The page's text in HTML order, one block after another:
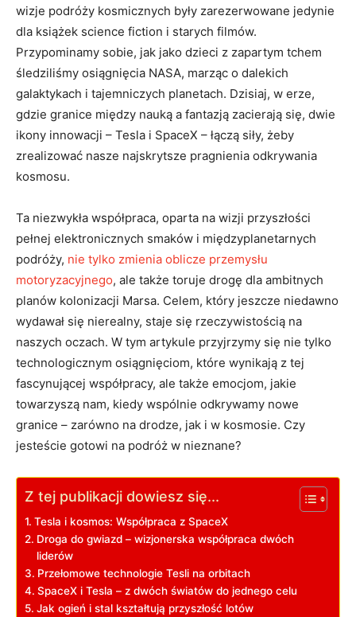
wizje podróży kosmicznych były zarezerwowane jedynie
dla książek science fiction i starych filmów.
Przypominamy sobie, jak jako dzieci z zapartym tchem
śledziliśmy osiągnięcia NASA, marząc o dalekich
galaktykach i tajemniczych planetach. Dzisiaj, w erze,
gdzie granice między nauką a fantazją zacierają się, dwie
ikony innowacji – Tesla i SpaceX – łączą siły, żeby
zrealizować nasze najskrytsze pragnienia odkrywania
kosmosu.
Ta niezwykła współpraca, oparta na wizji przyszłości
pełnej elektronicznych smaków i międzyplanetarnych
podróży, nie tylko zmienia oblicze przemysłu
motoryzacyjnego, ale także toruje drogę dla ambitnych
planów kolonizacji Marsa. Celem, który jeszcze niedawno
wydawał się nierealny, staje się rzeczywistością na
naszych oczach. W tym artykule przyjrzymy się nie tylko
technologicznym osiągnięciom, które wynikają z tej
fascynującej współpracy, ale także emocjom, jakie
towarzyszą nam, kiedy wspólnie odkrywamy nowe
granice – zarówno na drodze, jak i w kosmosie. Czy
jesteście gotowi na podróż w nieznane?
Z tej publikacji dowiesz się...
Tesla i kosmos: Współpraca z SpaceX
Droga do gwiazd – wizjonerska współpraca dwóch
liderów
Przełomowe technologie Tesli na orbitach
SpaceX i Tesla – z dwóch światów do jednego celu
Jak ogień i stal kształtują przyszłość lotów